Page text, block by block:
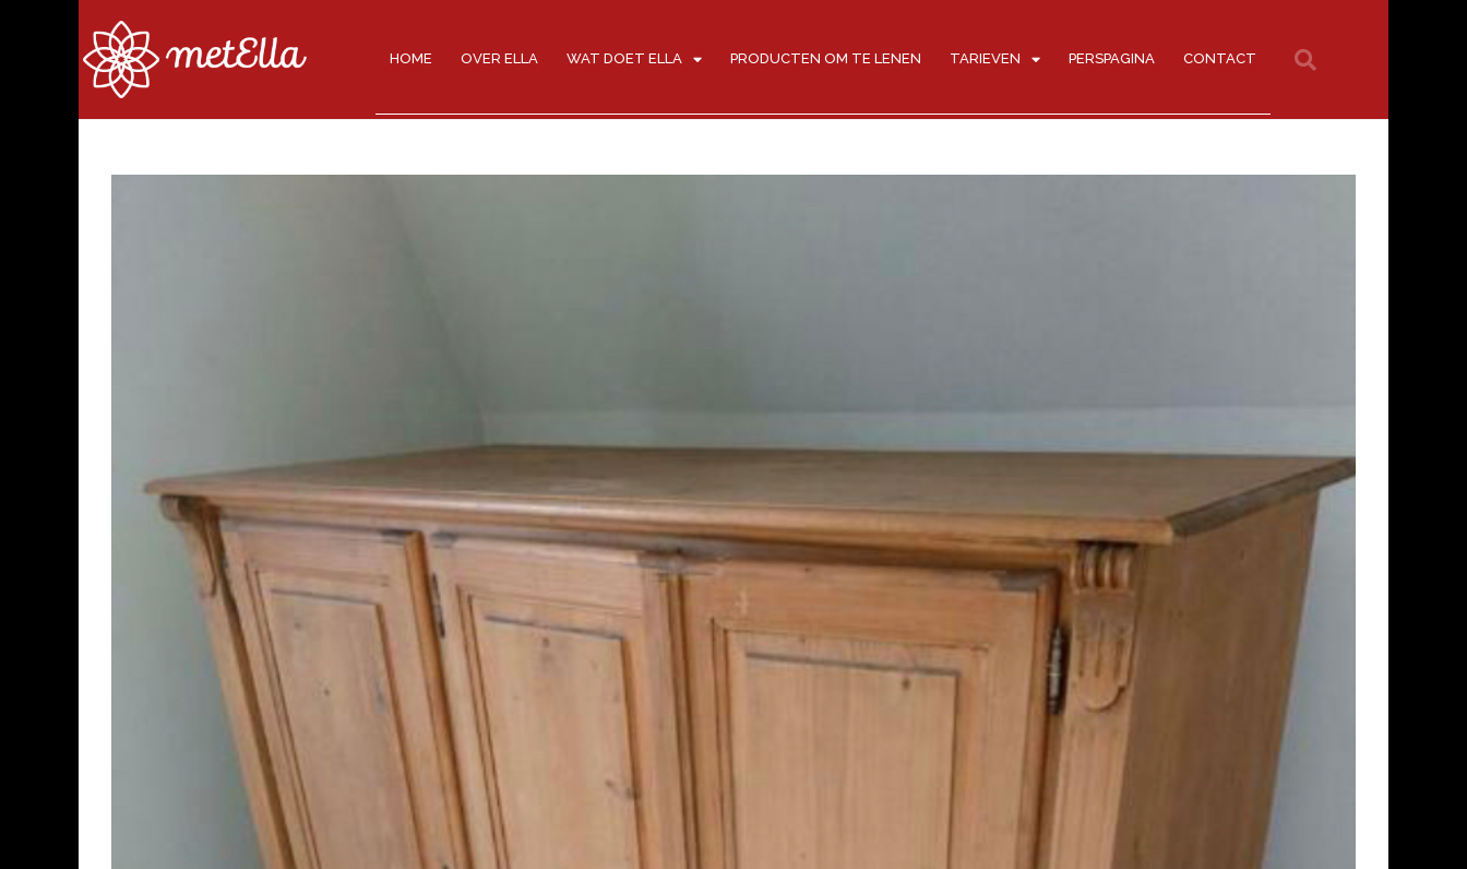
HOME OVER ELLA WAT DOET ELLA PRODUCTEN OM TE LENEN TARIEVEN PERSPAGINA CONTACT